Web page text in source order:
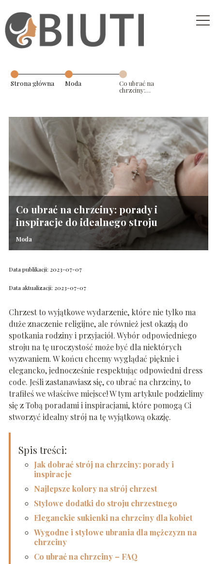
Strona główna Moda
Co ubrać na
chrzciny:
stroju
Co ubrać na chrzciny: porady i
inspiracje do idealnego stroju
Moda
Data publikacji: 2023-07-07
Data aktualizacji: 2023-07-07
Chrzest to wyjątkowe wydarzenie, które nie tylko ma
duże znaczenie religijne, ale również jest okazją do
spotkania rodziny i przyjaciół. Wybór odpowiedniego
stroju na tę uroczystość może być dla niektórych
wyzwaniem. W końcu chcemy wyglądać pięknie i
elegancko, jednocześnie respektując odpowiedni dress
code. Jeśli zastanawiasz się, co ubrać na chrzciny, to
trafiłeś we właściwe miejsce! W tym artykule podzielimy
się z Tobą poradami i inspiracjami, które pomogą Ci
stworzyć idealny strój na tę wyjątkową okazję.
Spis treści:
Jak dobrać strój na chrzciny: porady i
inspiracje
Najlepsze kolory na strój chrzest
Stylowe dodatki do stroju chrzestnego
Eleganckie sukienki na chrzciny dla kobiet
Wygodne i stylowe ubrania dla mężczyzn na
chrzciny
Co ubrać na chrzciny – FAQ